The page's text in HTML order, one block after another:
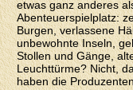
etwas ganz anderes
Abenteuerspielplatz:
Burgen, verlassene
unbewohnte Inseln,
Stollen und Gänge,
Leuchttürme? Nicht,
haben die